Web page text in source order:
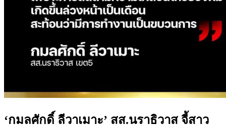
‘กมลศักดิ์ ลีวาเมาะ’ สส.นราธิวาส จี้สาว